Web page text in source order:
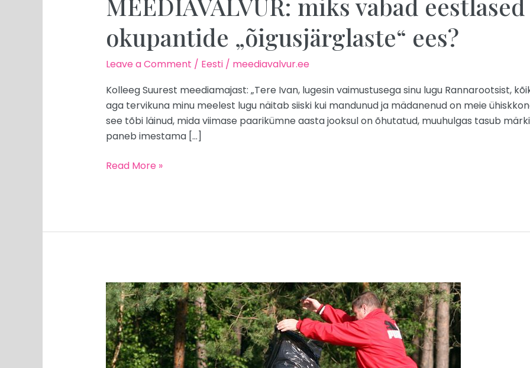
MEEDIAVALVUR: miks vabad
okupantide „õigusjärglaste“ ees?
Leave a Comment / Eesti/ meediavalvur.ee
Kolleeg Suurest meediamajast: „Tere Ivan, lugesin vaimustusega sinu lugu Rannarootsist,
aga tervikuna minu meelest lugu näitab siiski kui mandunud ja mädanenud on meie
see tõbi läinud, mida viimase paarikümne aasta jooksul on õhutatud, muuhulgas tasub
paneb imestama […]
Read More »
MEEDIAVALVUR:
hoidkem
ikka
puhtust